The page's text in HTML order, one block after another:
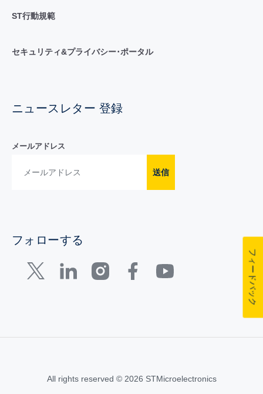
ST行動規範
セキュリティ&プライバシー･ポータル
ニュースレター 登録
メールアドレス
送信
フォローする
All rights reserved © 2026 STMicroelectronics
フィードバック